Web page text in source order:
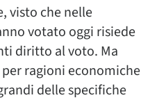
visto che nelle
votato oggi risiede
diritto al voto. Ma
ragioni economiche
delle specifiche